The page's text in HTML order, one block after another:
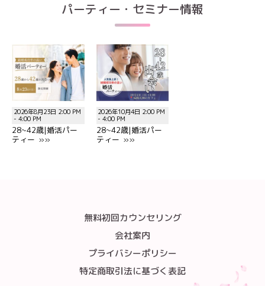
パーティー・セミナー情報
2026年8月23日 2:00 PM
- 4:00 PM
28~42歳|婚活パー
ティー »»
2026年10月4日 2:00 PM
- 4:00 PM
28~42歳|婚活パー
ティー »»
無料初回カウンセリング
会社案内
プライバシーポリシー
特定商取引法に基づく表記